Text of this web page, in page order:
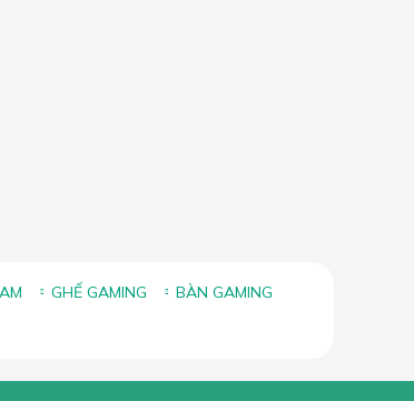
GHẾ GAMING
BÀN GAMING